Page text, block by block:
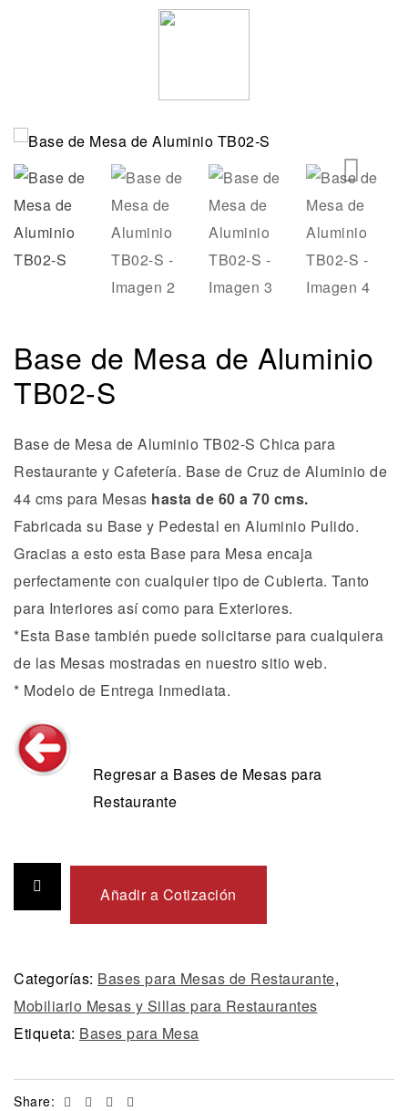
🔍
Base de Mesa de Aluminio
TB02-S
Base de Mesa de Aluminio TB02-S Chica para
Restaurante y Cafetería. Base de Cruz de Aluminio de
44 cms para Mesas hasta de 60 a 70 cms.
Fabricada su Base y Pedestal en Aluminio Pulido.
Gracias a esto esta Base para Mesa encaja
perfectamente con cualquier tipo de Cubierta. Tanto
para Interiores así como para Exteriores.
*Esta Base también puede solicitarse para cualquiera
de las Mesas mostradas en nuestro sitio web.
* Modelo de Entrega Inmediata.
Regresar a Bases de Mesas para
Restaurante
Añadir a Cotización
Categorías: Bases para Mesas de Restaurante,
Mobiliario Mesas y Sillas para Restaurantes
Etiqueta: Bases para Mesa
Share: Facebook
TwitterLinkedin